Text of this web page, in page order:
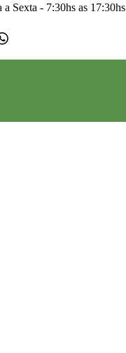
a Sexta - 7:30hs as 17:30hs